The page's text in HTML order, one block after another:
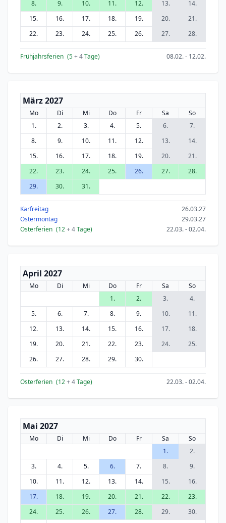
8.
9. 10. 11. 12. 13.
14.
15.
16. 17. 18. 19. 20.
21.
22.
23. 24. 25. 26. 27. 28.
Frühjahrsferien (5+ 4Tage) 08.02. - 12.02.
März 2027
Mo Di Mi Do Fr Sa
So
1.
2. 3. 4. 5. 6.
7.
8.
9. 10. 11. 12. 13.
14.
15.
16. 17. 18. 19. 20.
21.
22.
23. 24. 25. 26. 27.
28.
29.
30. 31.
Karfreitag
26.03.27
Ostermontag
29.03.27
Osterferien (12+ 4Tage) 22.03. - 02.04.
April 2027
Mo Di Mi Do Fr Sa
So
1.
2. 3.
4.
5.
6. 7. 8. 9. 10.
11.
12.
13. 14. 15. 16. 17.
18.
19.
20. 21. 22. 23. 24.
25.
26.
27. 28. 29. 30.
Osterferien (12+ 4Tage) 22.03. - 02.04.
Mai 2027
Mo Di Mi Do Fr Sa
So
1.
2.
3.
4. 5. 6. 7. 8.
9.
10.
11. 12. 13. 14. 15.
16.
17.
18. 19. 20. 21. 22.
23.
24.
25. 26. 27. 28. 29.
30.